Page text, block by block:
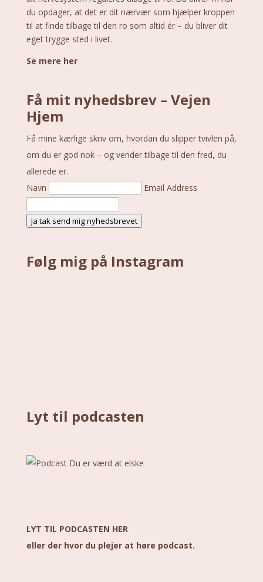
du opdager, at det er dit nærvær som hjælper kroppen
til at finde tilbage til den ro som altid ér – du bliver dit
eget trygge sted i livet.
Se mere her
Få mit nyhedsbrev – Vejen
Hjem
Få mine kærlige skriv om, hvordan du slipper tvivlen på,
om du er god nok – og vender tilbage til den fred, du
allerede er.
Navn
Email Address
Ja tak send mig nyhedsbrevet
Følg mig på Instagram
Lyt til podcasten
LYT TIL PODCASTEN HER
eller der hvor du plejer at høre podcast.